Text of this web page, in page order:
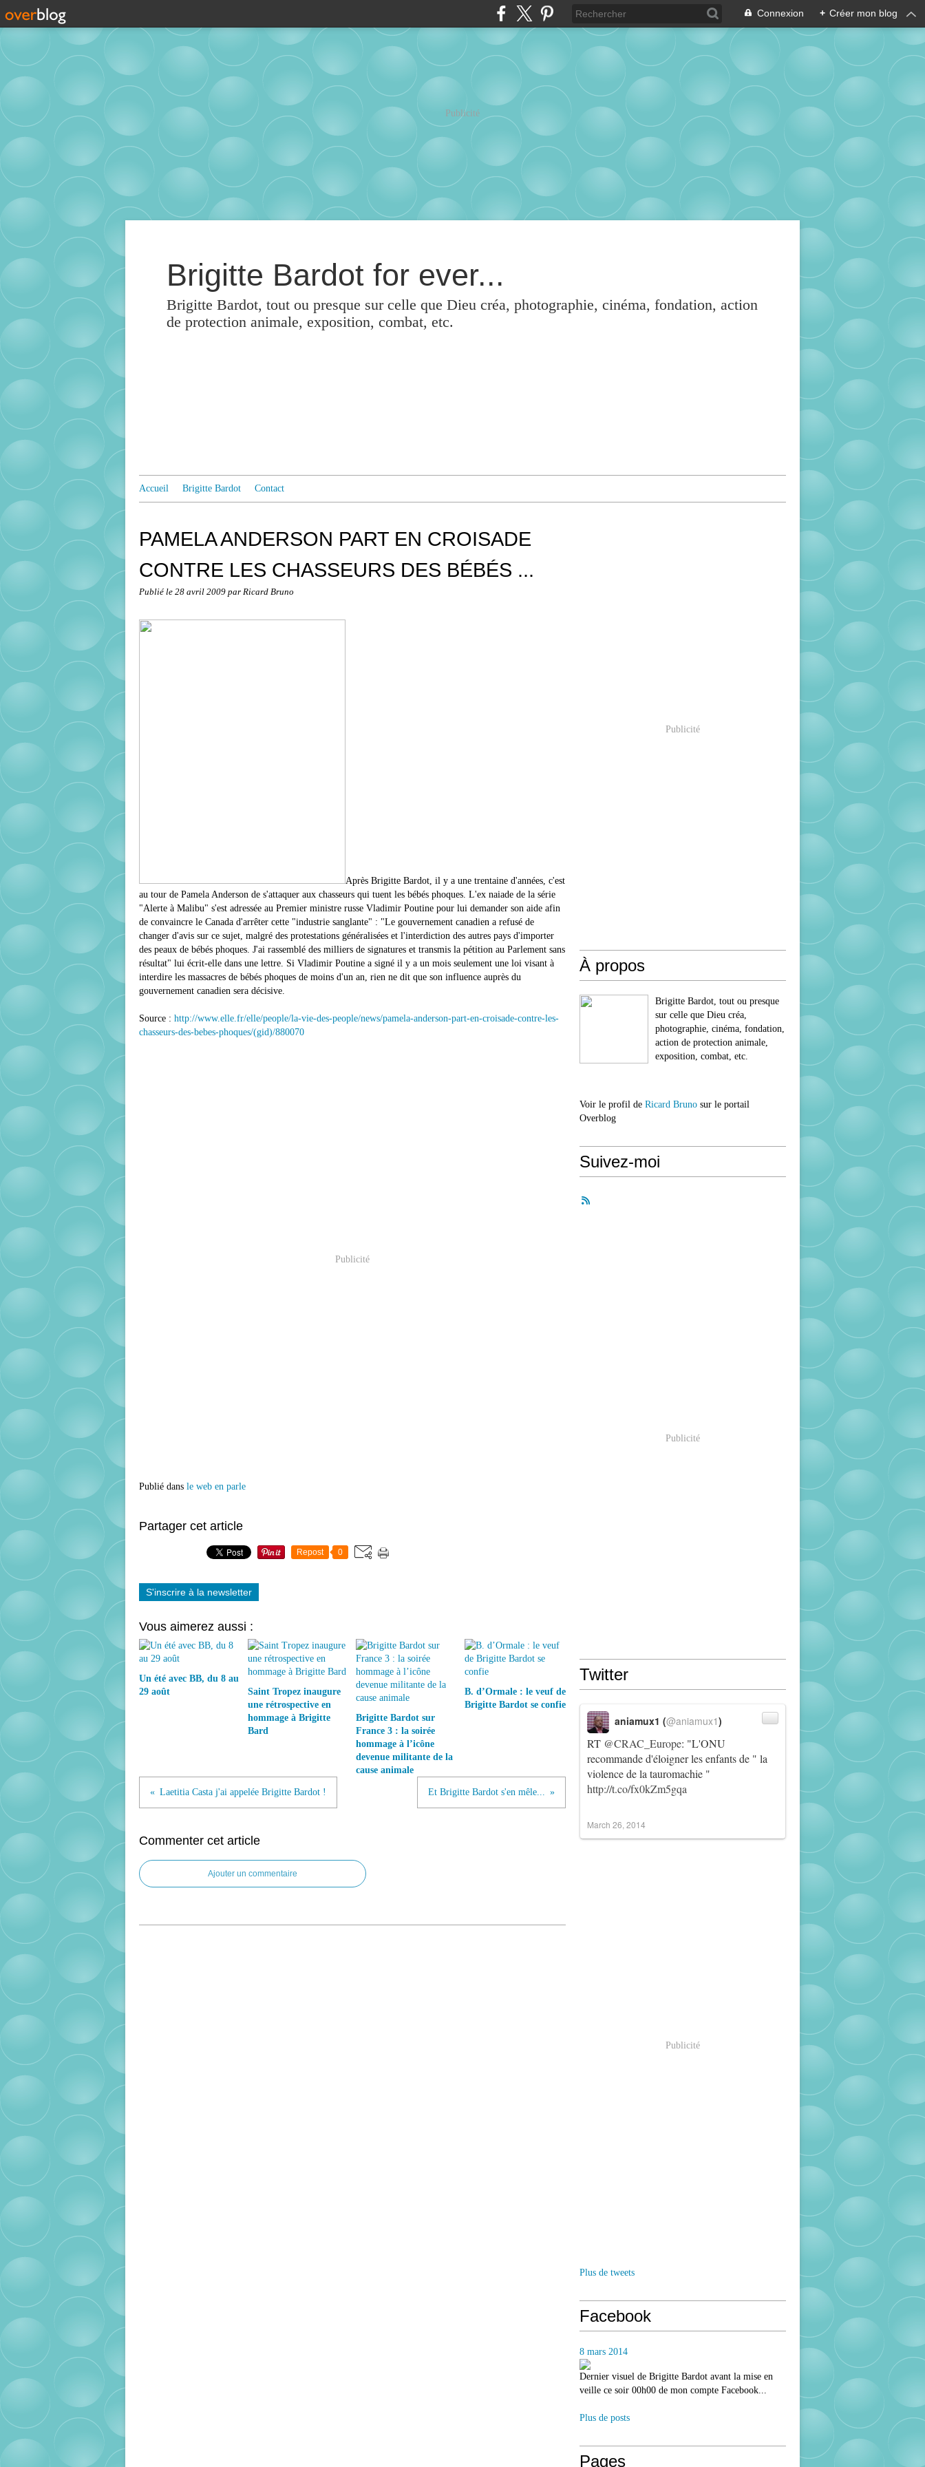
Connexion + Créer mon blog
Publicité
Brigitte Bardot for ever...
Brigitte Bardot, tout ou presque sur celle que Dieu créa, photographie, cinéma, fondation, action
de protection animale, exposition, combat, etc.
Accueil Brigitte Bardot Contact
PAMELA ANDERSON PART EN CROISADE
CONTRE LES CHASSEURS DES BÉBÉS ...
Publié le 28 avril 2009 par Ricard Bruno
Après Brigitte Bardot, il y a une trentaine d'années, c'est
au tour de Pamela Anderson de s'attaquer aux chasseurs qui tuent les bébés phoques. L'ex naiade de la série
"Alerte à Malibu" s'est adressée au Premier ministre russe Vladimir Poutine pour lui demander son aide afin
de convaincre le Canada d'arrêter cette "industrie sanglante" : "Le gouvernement canadien a refusé de
changer d'avis sur ce sujet, malgré des protestations généralisées et l'interdiction des autres pays d'importer
des peaux de bébés phoques. J'ai rassemblé des milliers de signatures et transmis la pétition au Parlement sans
résultat" lui écrit-elle dans une lettre. Si Vladimir Poutine a signé il y a un mois seulement une loi visant à
interdire les massacres de bébés phoques de moins d'un an, rien ne dit que son influence auprès du
gouvernement canadien sera décisive.
Source : http://www.elle.fr/elle/people/la-vie-des-people/news/pamela-anderson-part-en-croisade-contre-les-
chasseurs-des-bebes-phoques/(gid)/880070
Publicité
Publié dans le web en parle
Partager cet article
Repost 0
S'inscrire à la newsletter
Vous aimerez aussi :
Un été avec BB, du 8 au
29 août
Saint Tropez inaugure
une rétrospective en
hommage à Brigitte
Bard
Brigitte Bardot sur
France 3 : la soirée
hommage à l’icône
devenue militante de la
cause animale
B. d’Ormale : le veuf de
Brigitte Bardot se confie
Laetitia Casta j'ai appelée Brigitte Bardot ! Et Brigitte Bardot s'en mêle...
Commenter cet article
Ajouter un commentaire
Publicité
À propos
Brigitte Bardot, tout ou presque
sur celle que Dieu créa,
photographie, cinéma, fondation,
action de protection animale,
exposition, combat, etc.
Voir le profil de Ricard Bruno sur le portail
Overblog
Suivez-moi
Publicité
Twitter
RT @CRAC_Europe: "L'ONU
recommande d'éloigner les enfants de " la
violence de la tauromachie "
http://t.co/fx0kZm5gqa
aniamux1 (@aniamux1)
March 26, 2014
Publicité
Plus de tweets
Facebook
8 mars 2014
Dernier visuel de Brigitte Bardot avant la mise en
veille ce soir 00h00 de mon compte Facebook...
Plus de posts
Pages